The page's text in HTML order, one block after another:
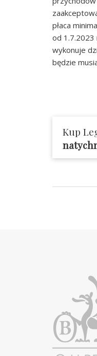
płaca
od 1.7.2023
wykonuje
będzie
Kup